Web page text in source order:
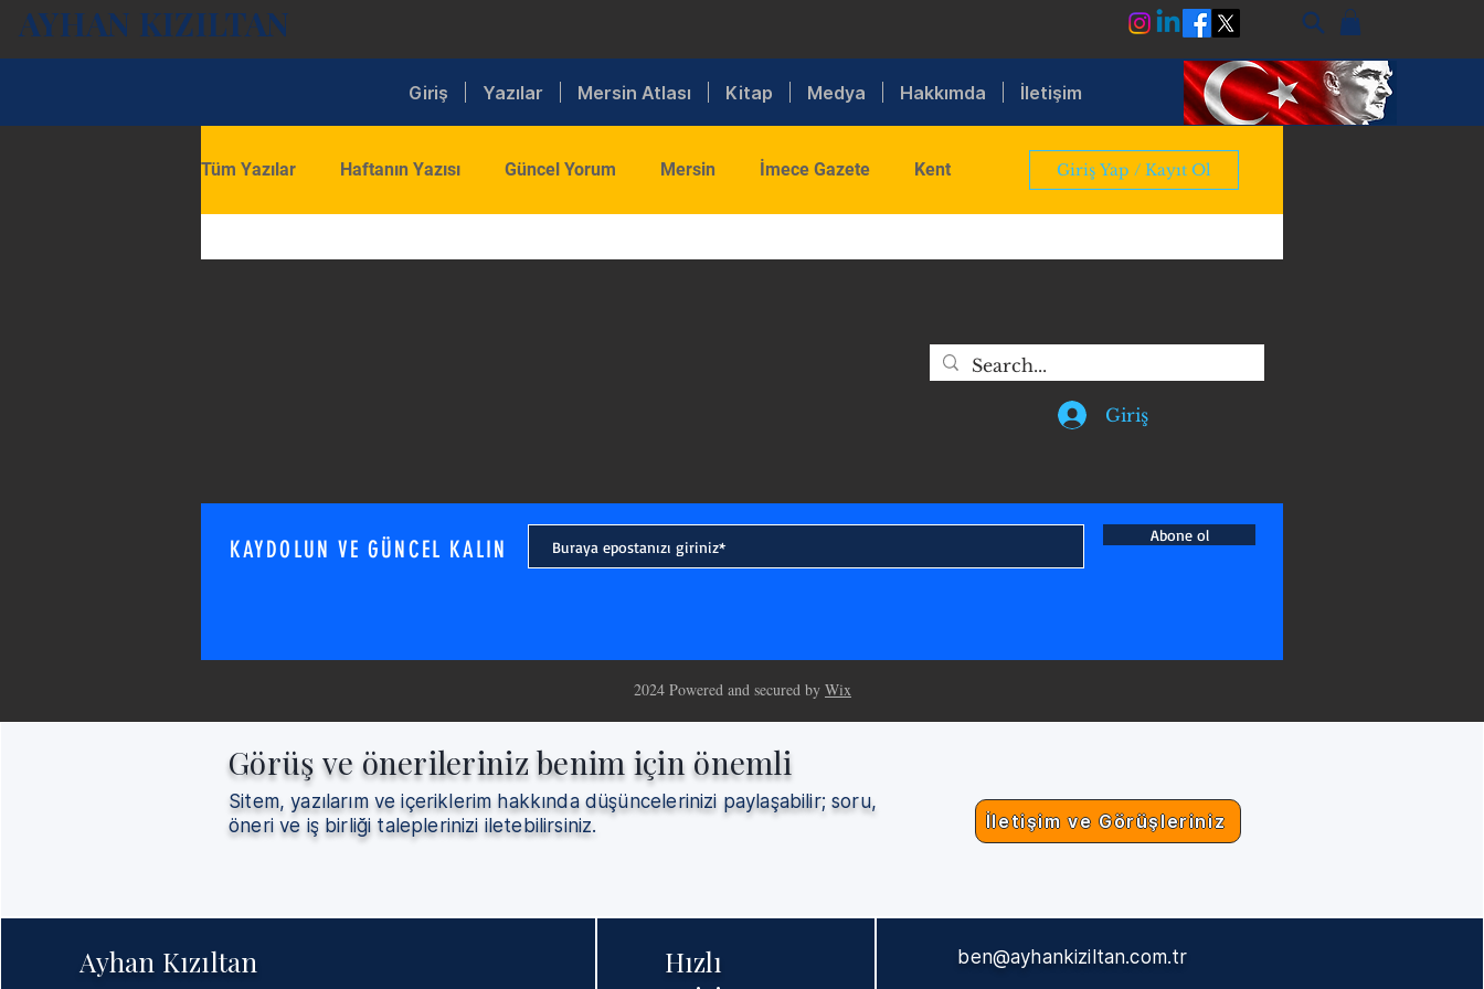
AYHAN KIZILTAN
Giriş Yazılar Mersin Atlası Kitap Medya Hakkımda İletişim
Tüm Yazılar Haftanın Yazısı Güncel Yorum Mersin İmece Gazete Kent
Ekonomi İç Siyaset Dış Politika Toplum Tarım Sanayi Lojistik
Görüş Yazıları
Giriş Yap / Kayıt Ol
Giriş
KAYDOLUN VE GÜNCEL KALIN
Abone ol
2024 Powered and secured by Wix
Görüş ve önerileriniz benim için önemli
Sitem, yazılarım ve içeriklerim hakkında düşüncelerinizi paylaşabilir; soru,
öneri ve iş birliği taleplerinizi iletebilirsiniz.
İletişim ve Görüşleriniz
Ayhan Kızıltan
Hızlı
ben@ayhankiziltan.com.tr